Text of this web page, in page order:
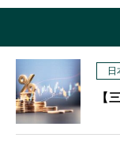
日
【